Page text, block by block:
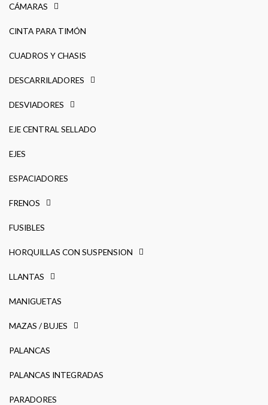
CÁMARAS
CINTA PARA TIMÓN
CUADROS Y CHASIS
DESCARRILADORES
DESVIADORES
EJE CENTRAL SELLADO
EJES
ESPACIADORES
FRENOS
FUSIBLES
HORQUILLAS CON SUSPENSION
LLANTAS
MANIGUETAS
MAZAS / BUJES
PALANCAS
PALANCAS INTEGRADAS
PARADORES